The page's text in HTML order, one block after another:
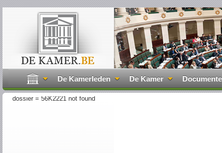
De Kamerleden De Kamer
dossier = 56K2221 not found